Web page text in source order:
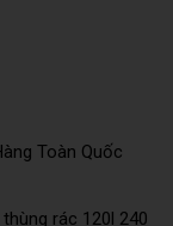
Toàn Quốc
rác 120l 240